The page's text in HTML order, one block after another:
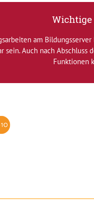
am
Auch nach Abschluss
Funktionen